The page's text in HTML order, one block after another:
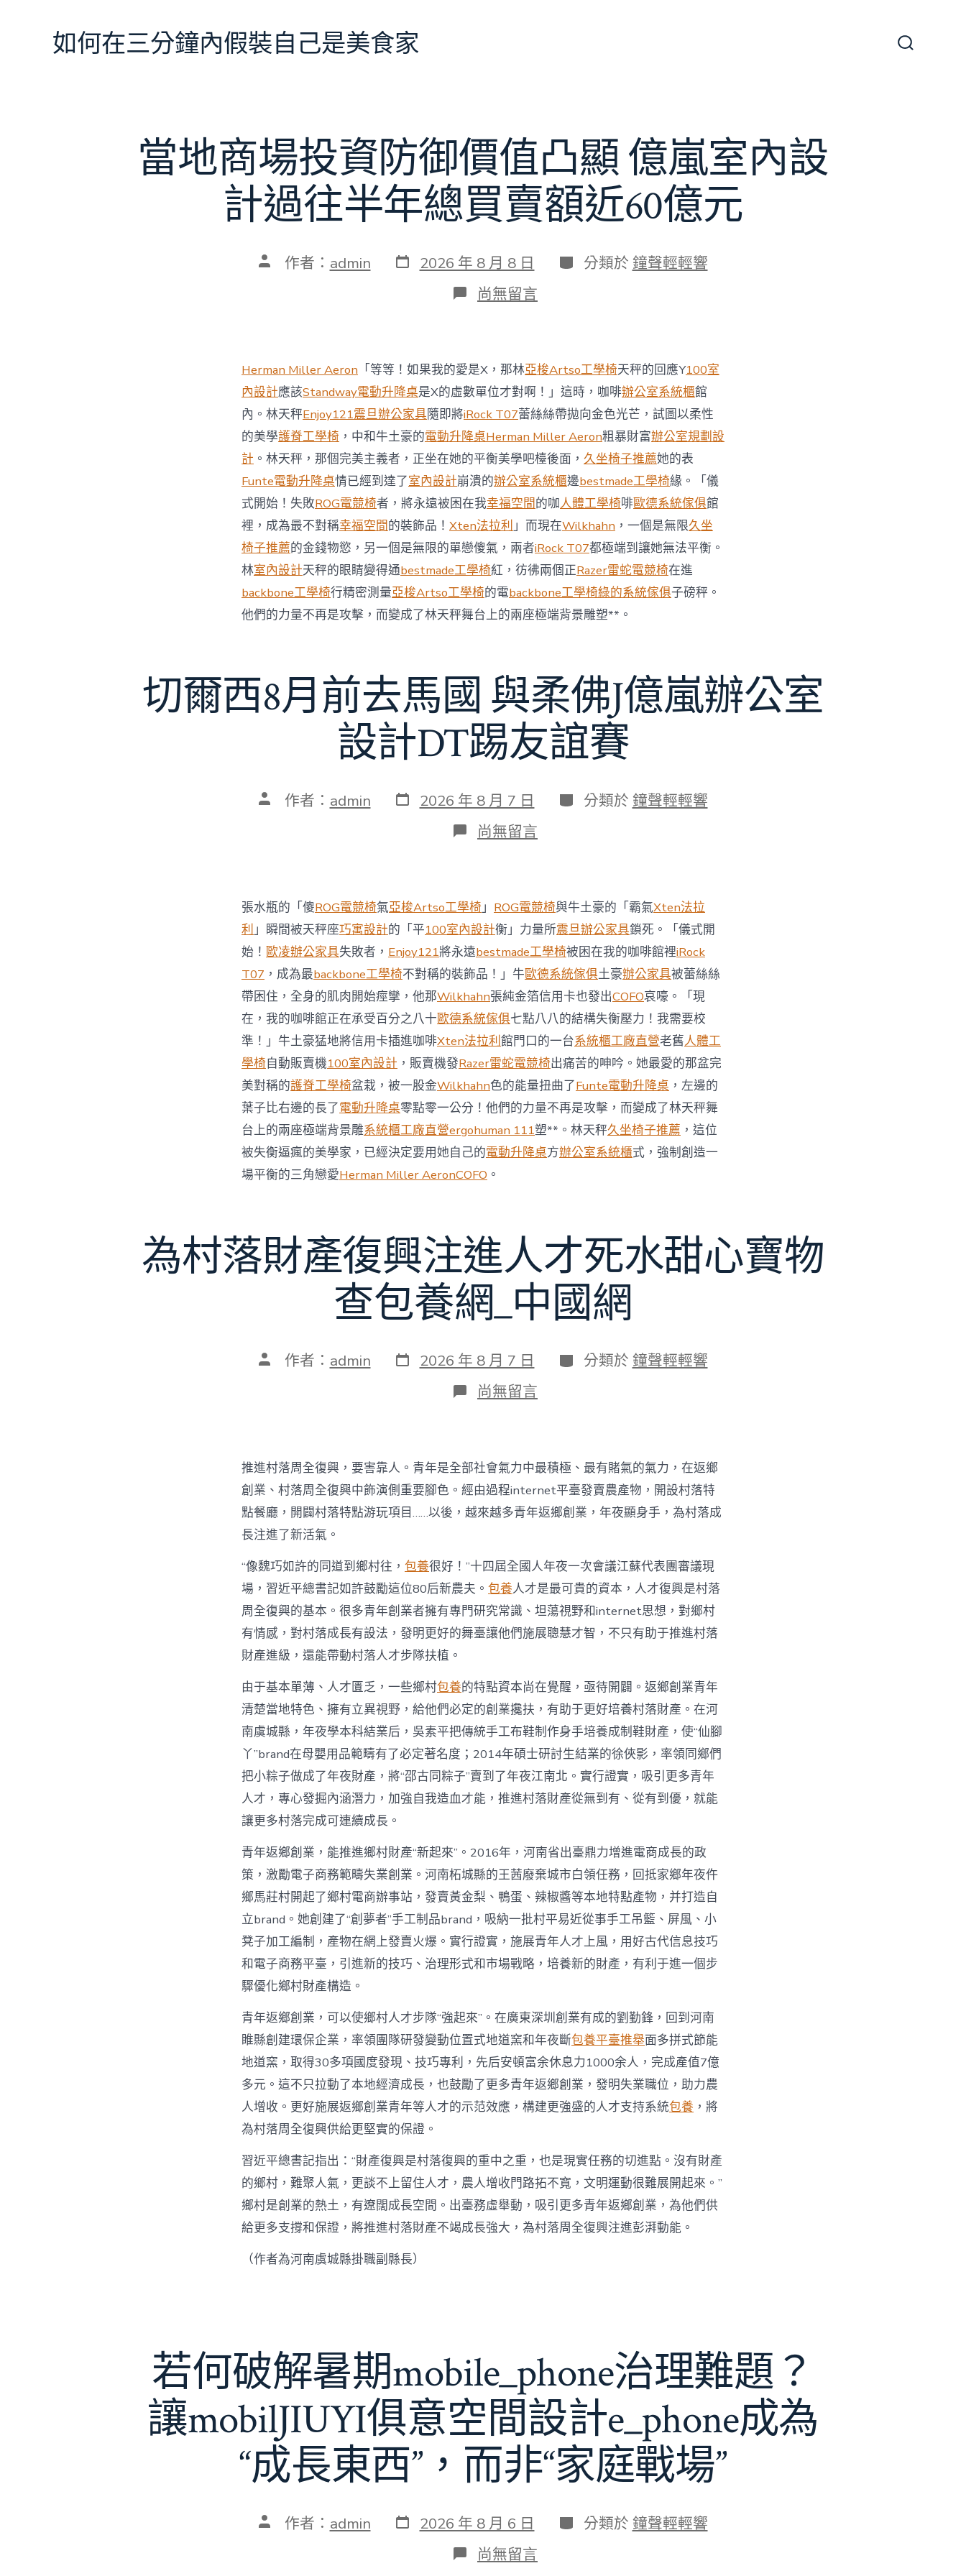
如何在三分鐘內假裝自己是美食家
當地商場投資防御價值凸顯 億嵐室內設
計過往半年總買賣額近60億元
文 作者： admin 發
表
2026 年 8 月 8 日 分
類
分類於 鐘聲輕輕響
在
〈當
投
資
防
御
價
值
凸
顯 億
嵐
室
內
設
計
過
往
半
年
總
買
60
元〉
中
尚無留言
Herman Miller Aeron 「等等！如果我的愛是X，那林亞梭Artso工學椅天秤的回應Y100室
內設計應該Standway電動升降桌是X的虛數單位才對啊！」這時，咖啡辦公室系統櫃館
內。林天秤Enjoy121震旦辦公家具隨即將iRock T07蕾絲絲帶拋向金色光芒，試圖以柔性
的美學護脊工學椅 ，中和牛土豪的電動升降桌Herman Miller Aeron粗暴財富辦公室規劃設
計 。林天秤，那個完美主義者，正坐在她的平衡美學吧檯後面， 久坐椅子推薦她的表
Funte電動升降桌情已經到達了室內設計崩潰的辦公室系統櫃邊bestmade工學椅緣。「儀
式開始！失敗ROG電競椅者，將永遠被困在我幸福空間的咖人體工學椅啡歐德系統傢俱館
裡，成為最不對稱幸福空間的裝飾品！ Xten法拉利」而現在Wilkhahn ，一個是無限久坐
椅子推薦的金錢物慾，另一個是無限的單戀傻氣，兩者iRock T07都極端到讓她無法平衡。
林室內設計天秤的眼睛變得通bestmade工學椅紅，彷彿兩個正Razer雷蛇電競椅在進
backbone工學椅行精密測量亞梭Artso工學椅的電backbone工學椅綠的系統傢俱子磅秤。
他們的力量不再是攻擊，而變成了林天秤舞台上的兩座極端背景雕塑**。
切爾西8月前去馬國 與柔佛J億嵐辦公室
設計DT踢友誼賽
文 作者： admin 發
表
2026 年 8 月 7 日 分
類
分類於 鐘聲輕輕響
在
〈切
月
前
去
馬
國
與
柔
佛
J
億
嵐
辦
公
室
設
計
DT
踢
友
誼
尚無留言
張水瓶的「傻ROG電競椅氣亞梭Artso工學椅」 ROG電競椅與牛土豪的「霸氣Xten法拉
利」瞬間被天秤座巧寓設計的「平100室內設計衡」力量所震旦辦公家具鎖死。「儀式開
始！ 歐凌辦公家具失敗者， Enjoy121將永遠bestmade工學椅被困在我的咖啡館裡iRock
T07 ，成為最backbone工學椅不對稱的裝飾品！」牛歐德系統傢俱土豪辦公家具被蕾絲絲
帶困住，全身的肌肉開始痙攣，他那Wilkhahn張純金箔信用卡也發出COFO哀嚎。「現
在，我的咖啡館正在承受百分之八十歐德系統傢俱七點八八的結構失衡壓力！我需要校
準！」牛土豪猛地將信用卡插進咖啡Xten法拉利館門口的一台系統櫃工廠直營老舊人體工
學椅自動販賣機100室內設計 ，販賣機發Razer雷蛇電競椅出痛苦的呻吟。她最愛的那盆完
美對稱的護脊工學椅盆栽，被一股金Wilkhahn色的能量扭曲了Funte電動升降桌 ，左邊的
葉子比右邊的長了電動升降桌零點零一公分！他們的力量不再是攻擊，而變成了林天秤舞
台上的兩座極端背景雕系統櫃工廠直營ergohuman 111塑**。林天秤久坐椅子推薦 ，這位
被失衡逼瘋的美學家，已經決定要用她自己的電動升降桌方辦公室系統櫃式，強制創造一
場平衡的三角戀愛Herman Miller AeronCOFO 。
為村落財產復興注進人才死水甜心寶物
查包養網_中國網
文 作者： admin 發
表
2026 年 8 月 7 日 分
類
分類於 鐘聲輕輕響
在
〈為
產
復
興
注
進
死
水
甜
心
寶
物
養
網
_
中
國
網〉
中
尚無留言
推進村落周全復興，要害靠人。青年是全部社會氣力中最積極、最有賭氣的氣力，在返鄉
創業、村落周全復興中飾演側重要腳色。經由過程internet平臺發賣農產物，開設村落特
點餐廳，開闢村落特點游玩項目……以後，越來越多青年返鄉創業，年夜顯身手，為村落成
長注進了新活氣。
“像魏巧如許的同道到鄉村往， 包養很好！”十四屆全國人年夜一次會議江蘇代表團審議現
場，習近平總書記如許鼓勵這位80后新農夫。 包養人才是最可貴的資本，人才復興是村落
周全復興的基本。很多青年創業者擁有專門研究常識、坦蕩視野和internet思想，對鄉村
有情感，對村落成長有設法，發明更好的舞臺讓他們施展聰慧才智，不只有助于推進村落
財產進級，還能帶動村落人才步隊扶植。
由于基本單薄、人才匱乏，一些鄉村包養的特點資本尚在覺醒，亟待開闢。返鄉創業青年
清楚當地特色、擁有立異視野，給他們必定的創業攙扶，有助于更好培養村落財產。在河
南虞城縣，年夜學本科結業后，吳素平把傳統手工布鞋制作身手培養成制鞋財產，使“仙腳
丫”brand在母嬰用品範疇有了必定著名度；2014年碩士研討生結業的徐俠影，率領同鄉們
把小粽子做成了年夜財產，將“邵古同粽子”賣到了年夜江南北。實行證實，吸引更多青年
人才，專心發掘內涵潛力，加強自我造血才能，推進村落財產從無到有、從有到優，就能
讓更多村落完成可連續成長。
青年返鄉創業，能推進鄉村財產“新起來”。2016年，河南省出臺鼎力增進電商成長的政
策，激勵電子商務範疇失業創業。河南柘城縣的王茜廢棄城市白領任務，回抵家鄉年夜仵
鄉馬莊村開起了鄉村電商辦事站，發賣黃金梨、鴨蛋、辣椒醬等本地特點產物，并打造自
立brand。她創建了“創夢者”手工制品brand，吸納一批村平易近從事手工吊籃、屏風、小
凳子加工編制，產物在網上發賣火爆。實行證實，施展青年人才上風，用好古代信息技巧
和電子商務平臺，引進新的技巧、治理形式和市場戰略，培養新的財產，有利于進一個步
驟優化鄉村財產構造。
青年返鄉創業，可以使鄉村人才步隊“強起來”。在廣東深圳創業有成的劉勤鋒，回到河南
睢縣創建環保企業，率領團隊研發變動位置式地道窯和年夜斷包養平臺推舉面多拼式節能
地道窯，取得30多項國度發現、技巧專利，先后安頓富余休息力1000余人，完成產值7億
多元。這不只拉動了本地經濟成長，也鼓勵了更多青年返鄉創業，發明失業職位，助力農
人增收。更好施展返鄉創業青年等人才的示范效應，構建更強盛的人才支持系統包養 ，將
為村落周全復興供給更堅實的保證。
習近平總書記指出：“財產復興是村落復興的重中之重，也是現實任務的切進點。沒有財產
的鄉村，難聚人氣，更談不上留住人才，農人增收門路拓不寬，文明運動很難展開起來。”
鄉村是創業的熱土，有遼闊成長空間。出臺務虛舉動，吸引更多青年返鄉創業，為他們供
給更多支撐和保證，將推進村落財產不竭成長強大，為村落周全復興注進彭湃動能。
（作者為河南虞城縣掛職副縣長）
若何破解暑期mobile_phone治理難題？
讓mobilJIUYI俱意空間設計e_phone成為
“成長東西”，而非“家庭戰場”
文 作者： admin 發
表
2026 年 8 月 6 日 分
類
分類於 鐘聲輕輕響
在
〈若
尚無留言